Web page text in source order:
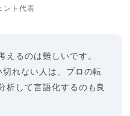
ント代表
えるのは難しいです。
切れない人は、プロの転
析して言語化するのも良